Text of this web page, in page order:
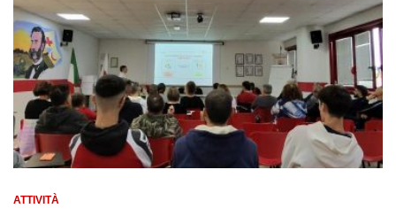
ATTIVITÀ